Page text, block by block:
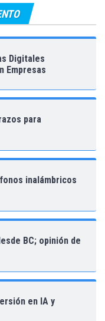
Digitales
Empresas
para
inalámbricos
BC; opinión de
en IA y